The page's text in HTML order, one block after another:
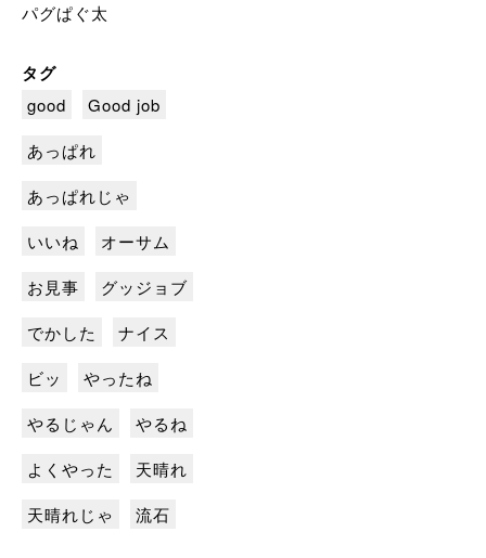
パグぱぐ太
タグ
good
Good job
あっぱれ
あっぱれじゃ
いいね
オーサム
お見事
グッジョブ
でかした
ナイス
ビッ
やったね
やるじゃん
やるね
よくやった
天晴れ
天晴れじゃ
流石